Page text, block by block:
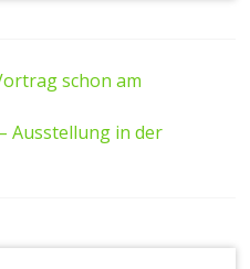
schon am
Ausstellung in der